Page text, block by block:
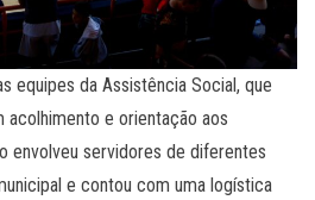
equipes da Assistência Social, que
acolhimento e orientação aos
envolveu servidores de diferentes
e contou com uma logística